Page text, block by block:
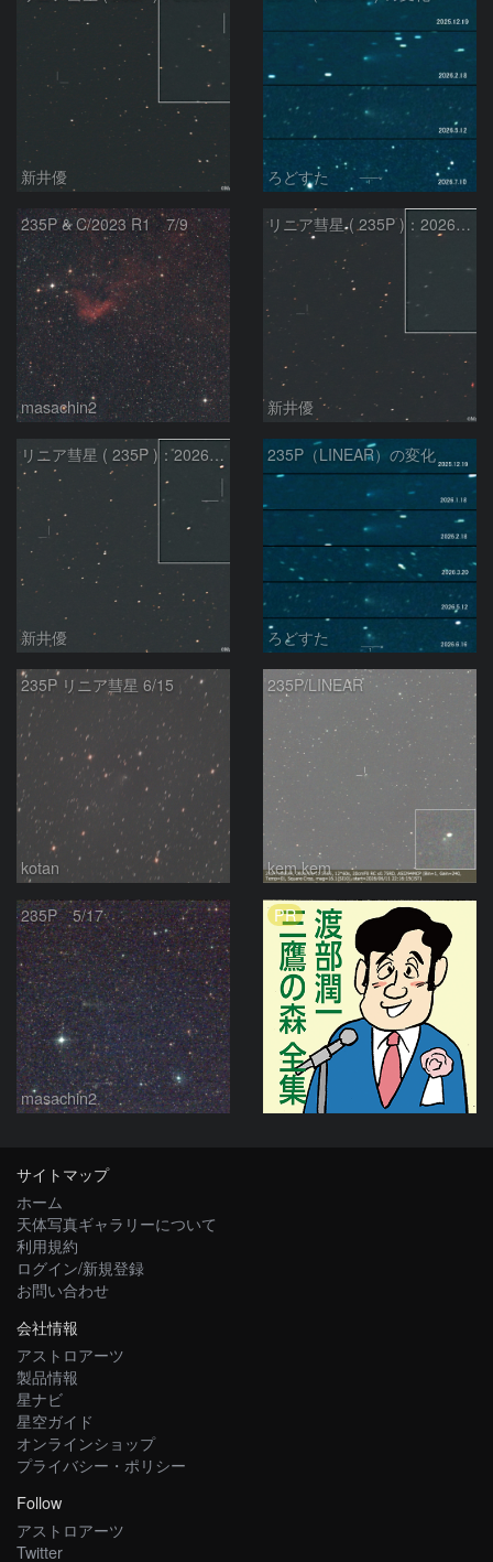
新井優 ろどすた
235P & C/2023 R1 7/9
masachin2
リニア彗星 ( 235P )：2026/05/20
新井優
リニア彗星 ( 235P )：2026/05/29
新井優
235P（LINEAR）の変化
ろどすた
235P リニア彗星 6/15
kotan
235P/LINEAR
kem.kem
235P 5/17
masachin2
PR
サイトマップ
ホーム
天体写真ギャラリーについて
利用規約
ログイン/新規登録
お問い合わせ
会社情報
アストロアーツ
製品情報
星ナビ
星空ガイド
オンラインショップ
プライバシー・ポリシー
Follow
アストロアーツ
Twitter